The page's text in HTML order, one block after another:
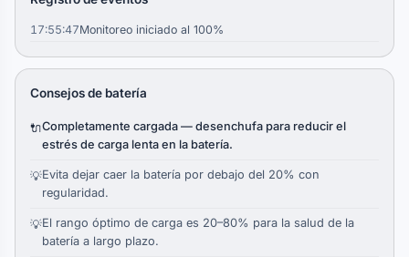
17:55:47Monitoreo iniciado al 100%
Consejos de batería
🔌Completamente cargada — desenchufa para reducir el
estrés de carga lenta en la batería.
💡Evita dejar caer la batería por debajo del 20% con
regularidad.
💡El rango óptimo de carga es 20–80% para la salud de la
batería a largo plazo.